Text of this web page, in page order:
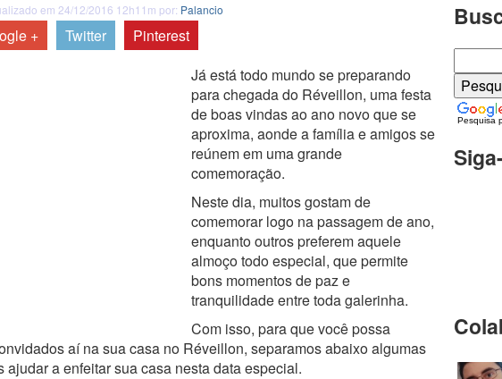
em 24/12/2016 12h11m por: Palancio
+ Twitter
Pinterest
Já está todo mundo se preparando
para chegada do Réveillon, uma festa
de boas vindas ao ano novo que se
aproxima, aonde a família e amigos se
reúnem em uma grande
comemoração.
Neste dia, muitos gostam de
comemorar logo na passagem de ano,
enquanto outros preferem aquele
almoço todo especial, que permite
bons momentos de paz e
tranquilidade entre toda galerinha.
Com isso, para que você possa
aí na sua casa no Réveillon, separamos abaixo algumas
ajudar a enfeitar sua casa nesta data especial.
Pesquisa